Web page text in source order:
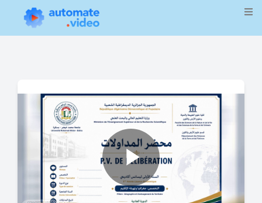
Play